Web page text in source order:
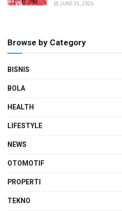
JUNE 25, 2026
Browse by Category
BISNIS
BOLA
HEALTH
LIFESTYLE
NEWS
OTOMOTIF
PROPERTI
TEKNO